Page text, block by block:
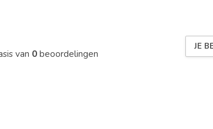
van 0beoordelingen
JE